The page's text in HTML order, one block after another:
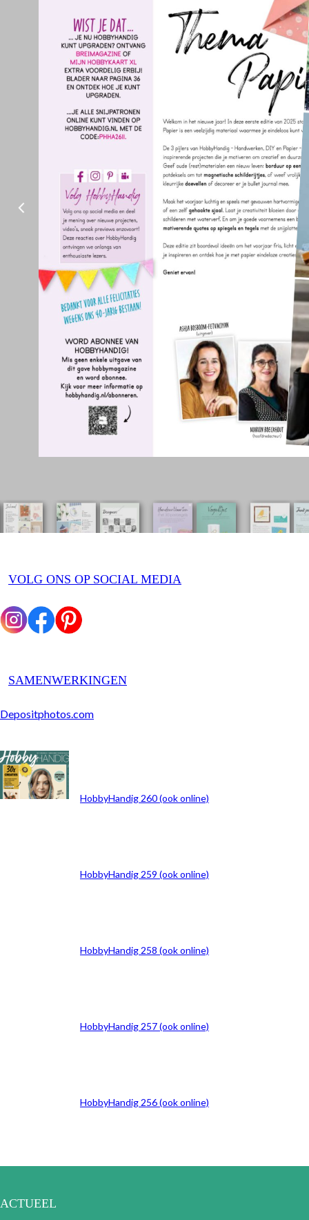
VOLG ONS OP SOCIAL MEDIA
SAMENWERKINGEN
Depositphotos.com
ARCHIEF
HobbyHandig 260 (ook online)
HobbyHandig 259 (ook online)
HobbyHandig 258 (ook online)
HobbyHandig 257 (ook online)
HobbyHandig 256 (ook online)
ACTUEEL